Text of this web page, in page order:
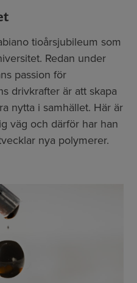
tioårsjubileum som
Redan under
passion för
drivkrafter är att skapa
nytta i samhället. Här är
väg och därför har han
nya polymerer.